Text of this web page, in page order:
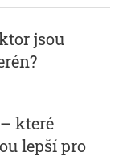
jsou
které
lepší pro